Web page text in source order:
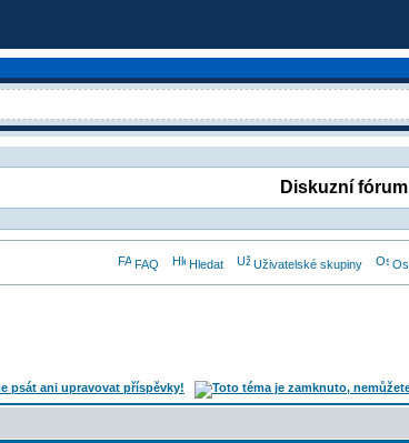
Diskuzní fórum
FAQ Hledat Uživatelské skupiny